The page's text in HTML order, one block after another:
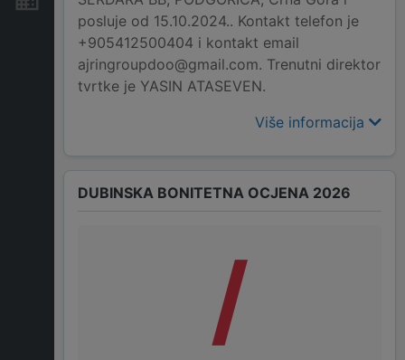
posluje od 15.10.2024.. Kontakt telefon je
+905412500404 i kontakt email
ajringroupdoo@gmail.com. Trenutni direktor
tvrtke je YASIN ATASEVEN.
Više informacija
DUBINSKA BONITETNA OCJENA 2026
/